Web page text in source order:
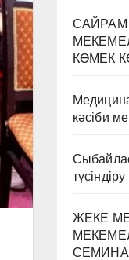
КӨМЕК
кәсіби
ЖЕКЕ